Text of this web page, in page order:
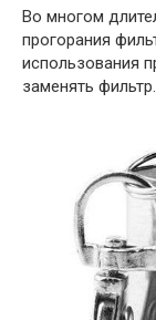
Во многом
прогорания
использования
заменять фильтр.